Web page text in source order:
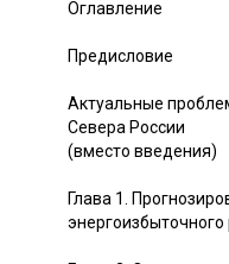
Оглавление
Предисловие
Актуальные
Севера России
(вместо введения)
Глава 1.
энергоизбыточного